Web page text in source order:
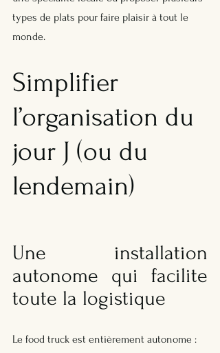
types de plats pour faire plaisir à tout le
monde.
Simplifier
l’organisation du
jour J (ou du
lendemain)
Une installation
autonome qui facilite
toute la logistique
Le food truck est entièrement autonome :